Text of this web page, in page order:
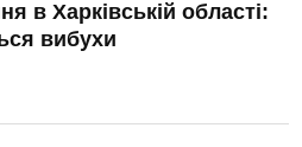
в Харківській області:
вибухи